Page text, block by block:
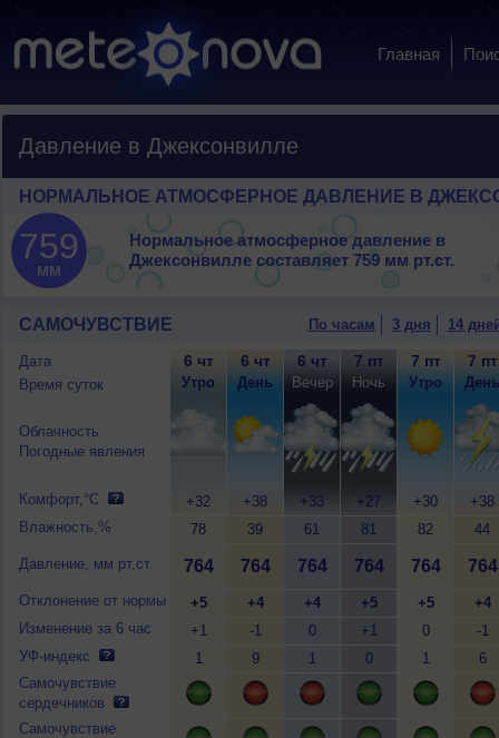
Главная
Давление в Джексонвилле
НОРМАЛЬНОЕ АТМОСФЕРНОЕ ДАВЛЕНИЕ В
759
мм
Нормальное атмосферное давление в
Джексонвилле составляет 759 мм рт.ст.
САМОЧУВСТВИЕ По часам 3 дня 14
Дата
Время суток
Облачность
Погодные явления
Комфорт,°C
Влажность,%
Давление, мм рт.ст.
Отклонение от нормы
Изменение за 6 час
УФ-индекс
Самочувствие
сердечников
Самочувствие
6 чт
Утро
+32
78
764
+5
+1
1
6 чт
День
+38
39
764
+4
-1
9
6 чт
Вечер
+33
61
764
+4
0
1
7 пт
Ночь
+27
81
764
+5
+1
0
7 пт
Утро
+30
82
764
+5
0
1
7 пт
День
+38
44
764
+4
-1
6